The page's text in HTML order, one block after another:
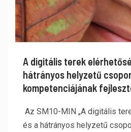
A digitális terek
hátrányos helyzetű
kompetenciájának
Az SM10-MIN „A digitális
és a hátrányos helyzetű